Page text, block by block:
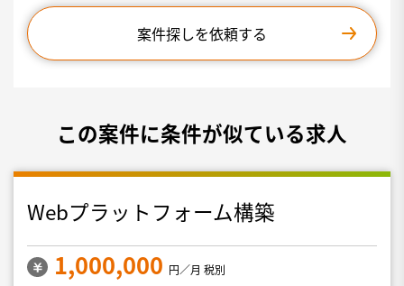
案件探しを依頼する
この案件に条件が似ている求人
Webプラットフォーム構築
1,000,000 円／月 税別